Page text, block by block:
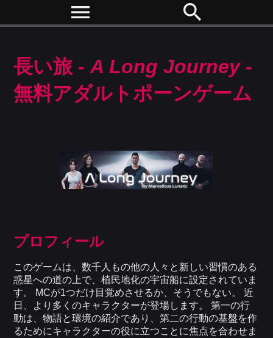
menu search
長い旅 -A Long Journey-
無料アダルトポーンゲーム
プロフィール
このゲームは、数千人もの他の人々と新しい習慣のある
惑星への道の上で、植民地化の宇宙船に設定されていま
す。 MCが1つだけ目覚めさせるか、そうでもない。 近
日、より多くのキャラクターが登場します。 第一の行
動は、物語と環境の紹介であり、第二の行動の基盤を作
るためにキャラクターの役に立つことに焦点を合わせま